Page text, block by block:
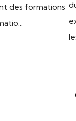
des formations